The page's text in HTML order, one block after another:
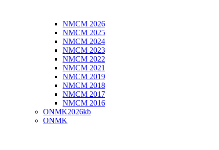
NMCM 2026
NMCM 2025
NMCM 2024
NMCM 2023
NMCM 2022
NMCM 2021
NMCM 2019
NMCM 2018
NMCM 2017
NMCM 2016
ONMK2026kb
ONMK